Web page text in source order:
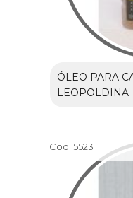
ÓLEO PARA
LEOPOLDINA
Cod.:5523